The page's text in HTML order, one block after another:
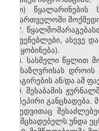
თ) წყალარინების
საქართველოში
7.
მაჩვენებლები, ასევე
შეტყობინება).
8. სასმელი წყლით
განსაზღვრისას
რეაგირების ან/და ამ
9. შესაბამის
ან ზეპირი
მიხედვითაც
განმცხადებელს უნდა